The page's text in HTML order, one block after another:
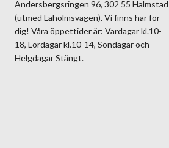
Andersbergsringen 96, 302 55 Halmstad
(utmed Laholmsvägen). Vi finns här för
dig! Våra öppettider är: Vardagar kl.10-
18, Lördagar kl.10-14, Söndagar och
Helgdagar Stängt.